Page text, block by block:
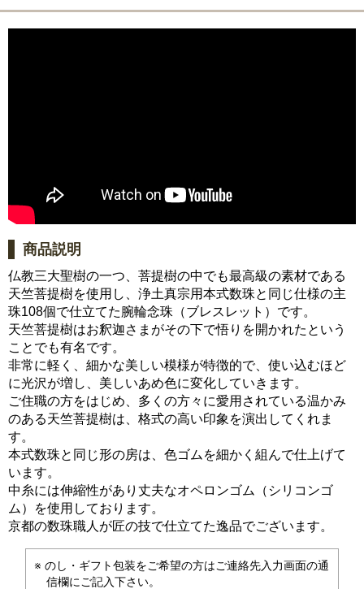
商品説明
仏教三大聖樹の一つ、菩提樹の中でも最高級の素材である
天竺菩提樹を使用し、浄土真宗用本式数珠と同じ仕様の主
珠108個で仕立てた腕輪念珠（ブレスレット）です。
天竺菩提樹はお釈迦さまがその下で悟りを開かれたという
ことでも有名です。
非常に軽く、細かな美しい模様が特徴的で、使い込むほど
に光沢が増し、美しいあめ色に変化していきます。
ご住職の方をはじめ、多くの方々に愛用されている温かみ
のある天竺菩提樹は、格式の高い印象を演出してくれま
す。
本式数珠と同じ形の房は、色ゴムを細かく組んで仕上げて
います。
中糸には伸縮性があり丈夫なオペロンゴム（シリコンゴ
ム）を使用しております。
京都の数珠職人が匠の技で仕立てた逸品でございます。
のし・ギフト包装をご希望の方はご連絡先入力画面の通
信欄にご記入下さい。